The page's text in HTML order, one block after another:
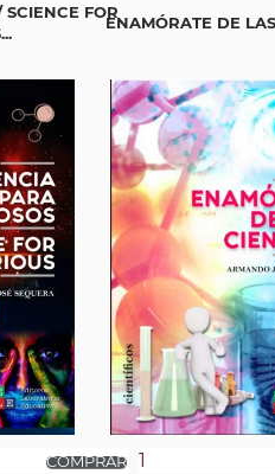
FOR
ENAMÓRATE DE